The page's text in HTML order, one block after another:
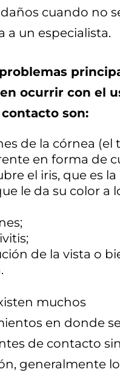
cuando no
a un especialista.
ocurrir con el
son:
de la córnea (el
en forma de
el iris, que es
le da su color a
de la vista o
muchos
en donde
de contacto sin
generalmente